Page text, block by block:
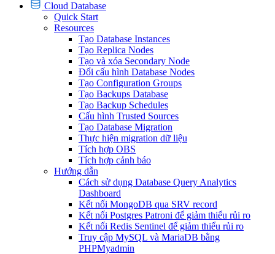
Cloud Database
Quick Start
Resources
Tạo Database Instances
Tạo Replica Nodes
Tạo và xóa Secondary Node
Đổi cấu hình Database Nodes
Tạo Configuration Groups
Tạo Backups Database
Tạo Backup Schedules
Cấu hình Trusted Sources
Tạo Database Migration
Thực hiện migration dữ liệu
Tích hợp OBS
Tích hợp cảnh báo
Hướng dẫn
Cách sử dụng Database Query Analytics
Dashboard
Kết nối MongoDB qua SRV record
Kết nối Postgres Patroni để giảm thiểu rủi ro
Kết nối Redis Sentinel để giảm thiểu rủi ro
Truy cập MySQL và MariaDB bằng
PHPMyadmin